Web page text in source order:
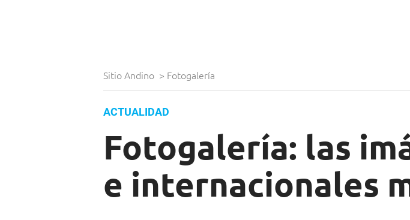
Sitio Andino > Fotogalería
ACTUALIDAD
Fotogalería: las
e internacionales